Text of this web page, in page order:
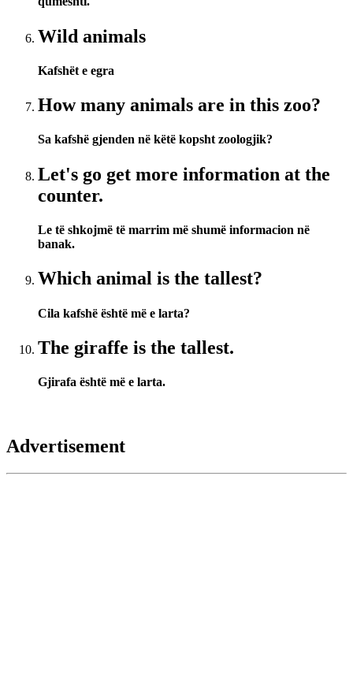
Wild animals
Kafshët e egra
How many animals are in this zoo?
Sa kafshë gjenden në këtë kopsht zoologjik?
Let's go get more information at the
counter.
Le të shkojmë të marrim më shumë informacion në
banak.
Which animal is the tallest?
Cila kafshë është më e larta?
The giraffe is the tallest.
Gjirafa është më e larta.
Advertisement